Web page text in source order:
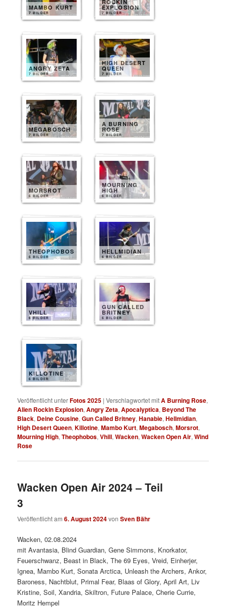
MAMBO KURT
7 BILDER
ROCKIN
EXPLOSION
7 BILDER
ANGRY ZETA
7 BILDER
HIGH DESERT
QUEEN
7 BILDER
MEGABOSCH
7 BILDER
A BURNING
ROSE
7 BILDER
MORSROT
6 BILDER
MOURNING
HIGH
6 BILDER
THEOPHOBOS
6 BILDER
HELLMIDIAN
6 BILDER
VHILL
6 BILDER
GUN CALLED
BRITNEY
6 BILDER
KILLOTINE
6 BILDER
Veröffentlicht unterFotos 2025 |Verschlagwortet mitA Burning Rose,
Alien Rockin Explosion,Angry Zeta,Apocalyptica, Beyond The
Black, Deine Cousine,Gun Called Britney,Hanabie,Hellmidian,
High Desert Queen,Killotine,Mambo Kurt,Megabosch,Morsrot,
Mourning High,Theophobos,Vhill,Wacken,Wacken Open Air,Wind
Rose
Wacken Open Air 2024 – Teil
3
Veröffentlicht am6. August 2024vonSven Bähr
Wacken, 02.08.2024
mit Avantasia, Blind Guardian, Gene Simmons, Knorkator,
Feuerschwanz, Beast in Black, The 69 Eyes, Vreid, Einherjer,
Ignea, Mambo Kurt, Sonata Arctica, Unleash the Archers, Ankor,
Baroness, Nachtblut, Primal Fear, Blaas of Glory, April Art, Liv
Kristine, Soil, Xandria, Skiltron, Future Palace, Cherie Currie,
Moritz Hempel